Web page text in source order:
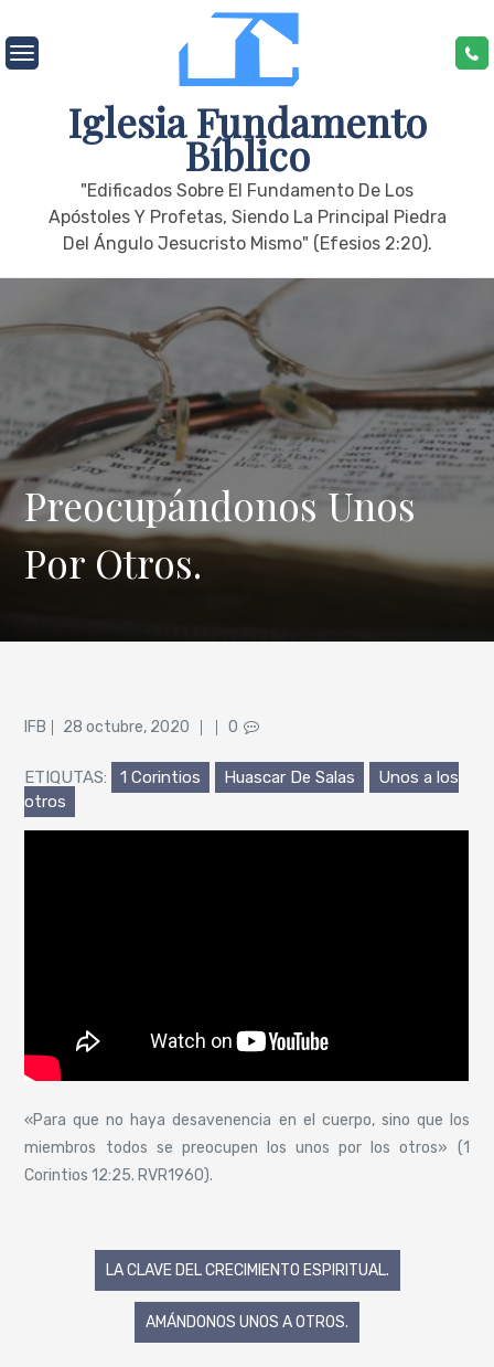
to
content
Iglesia Fundamento
Bíblico
"edificados Sobre El Fundamento De Los
Apóstoles Y Profetas, Siendo La Principal Piedra
Del Ángulo Jesucristo Mismo" (Efesios 2:20).
Preocupándonos Unos
Por Otros.
IFB
Posted
28 octubre, 2020 0
ETIQUTAS: 1 Corintios Huascar De Salas
Unos a los
otros
«Para que no haya desavenencia en el cuerpo, sino que los
miembros todos se preocupen los unos por los otros» (1
Corintios 12:25. RVR1960).
Navegación
LA CLAVE DEL CRECIMIENTO ESPIRITUAL.
AMÁNDONOS UNOS A OTROS.